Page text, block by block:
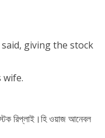
giving the stock
wife.
রিপ্‌লাই।হি ওয়াজ আনেবল